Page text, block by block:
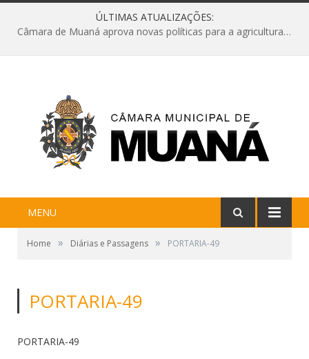
ÚLTIMAS ATUALIZAÇÕES:
Câmara de Muaná aprova novas políticas para a agricultura e solicita reforma da Ponte do Reduto
MENU
Home » Diárias e Passagens » PORTARIA-49
PORTARIA-49
PORTARIA-49